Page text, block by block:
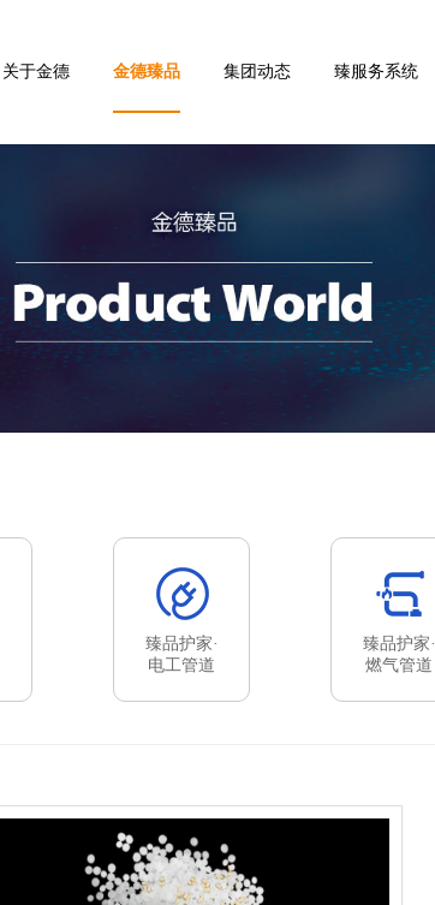
关于金德 金德臻品 集团动态 臻服务系统
臻品护家·
电工管道
臻品护家·
燃气管道